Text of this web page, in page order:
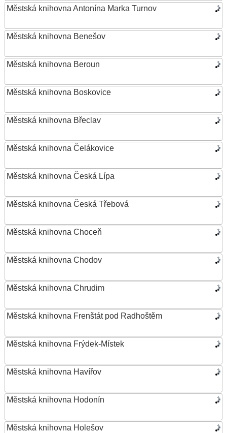
Městská knihovna Antonína Marka Turnov
Městská knihovna Benešov
Městská knihovna Beroun
Městská knihovna Boskovice
Městská knihovna Břeclav
Městská knihovna Čelákovice
Městská knihovna Česká Lípa
Městská knihovna Česká Třebová
Městská knihovna Choceň
Městská knihovna Chodov
Městská knihovna Chrudim
Městská knihovna Frenštát pod Radhoštěm
Městská knihovna Frýdek-Místek
Městská knihovna Havířov
Městská knihovna Hodonín
Městská knihovna Holešov